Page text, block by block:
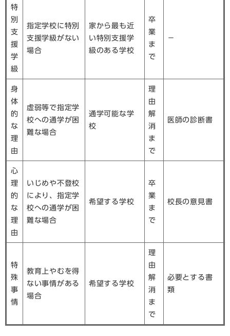
特
別
支
援
学
級
指定学校に特別
支援学級がない
場合
家から最も近
い特別支援学
級のある学校
卒
業
ま
で
－
身
体
的
な
理
由
虚弱等で指定学
校への通学が困
難な場合
通学可能な学
校
理
由
解
消
ま
で
医師の診断書
心
理
的
な
理
由
いじめや不登校
により、指定学
校への通学が困
難な場合
希望する学校
卒
業
ま
で
校長の意見書
特
殊
事
情
教育上やむを得
ない事情がある
場合
希望する学校
理
由
解
消
ま
で
必要とする書
類